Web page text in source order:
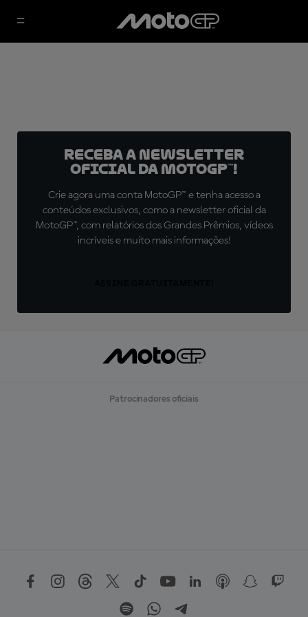
Receba a newsletter
oficial da MotoGP™!
Crie agora uma conta MotoGP™ e tenha acesso a
conteúdos exclusivos, como a newsletter oficial da
MotoGP™, com relatórios dos Grandes Prêmios, vídeos
incríveis e muito mais informações!
Patrocinadores oficiais